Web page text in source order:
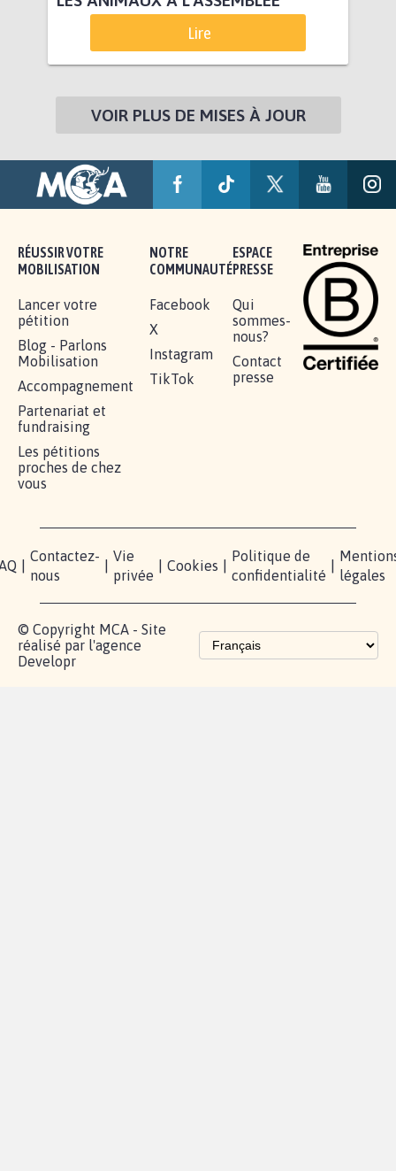
Lire
VOIR PLUS DE MISES À JOUR
RÉUSSIR VOTRE
MOBILISATION
Lancer votre
pétition
Blog - Parlons
Mobilisation
Accompagnement
Partenariat et
fundraising
Les pétitions
proches de chez
vous
NOTRE
COMMUNAUTÉ
Facebook
X
Instagram
TikTok
ESPACE
PRESSE
Qui
sommes-
nous?
Contact
presse
Contactez-
nous
Vie
privée
Cookies
Politique de
confidentialité
légales
© Copyright MCA - Site
réalisé par l'agence
Developr